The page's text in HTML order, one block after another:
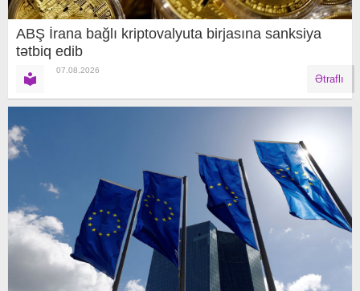
ABŞ İrana bağlı kriptovalyuta birjasına sanksiya
tətbiq edib
07.08.2026
Ətraflı